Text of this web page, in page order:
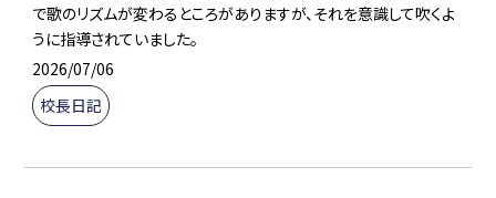
で歌のリズムが変わるところがありますが、それを意識して吹くよ
うに指導されていました。
2026/07/06
校長日記